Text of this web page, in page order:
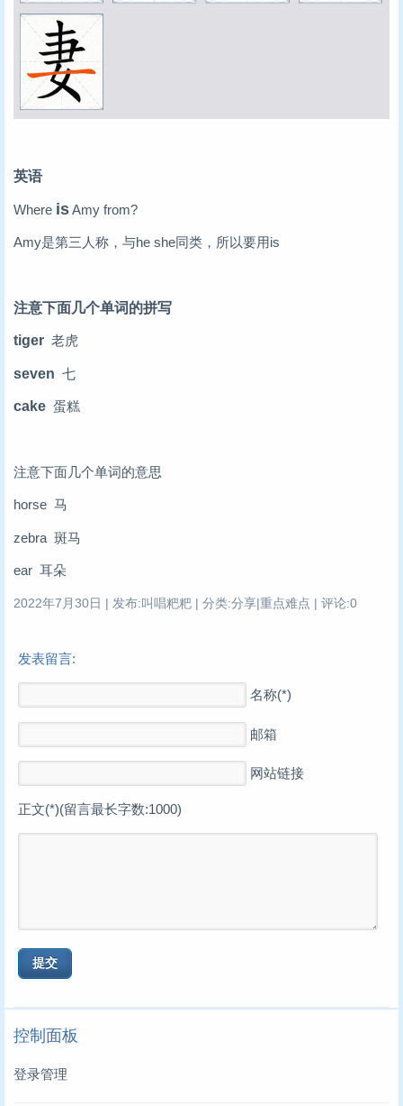
英语
Where isAmy from?
Amy是第三人称，与he she同类，所以要用is
注意下面几个单词的拼写
tiger 老虎
seven 七
cake 蛋糕
注意下面几个单词的意思
horse 马
zebra 斑马
ear 耳朵
2022年7月30日 | 发布:叫唱粑粑 | 分类:分享|重点难点 | 评论:0
发表留言:
名称(*)
邮箱
网站链接
正文(*)(留言最长字数:1000)
控制面板
登录管理